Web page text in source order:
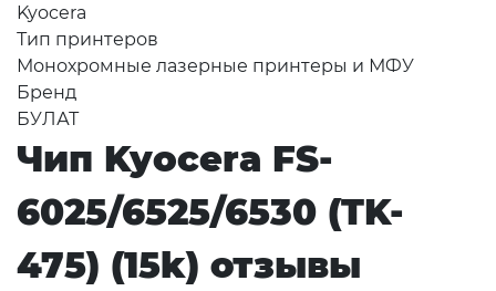
Kyocera
Тип принтеров
Монохромные лазерные принтеры и МФУ
Бренд
БУЛАТ
Чип Kyocera FS-
6025/6525/6530 (TK-
475) (15k) отзывы